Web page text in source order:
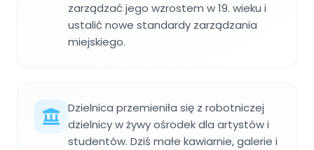
zarządzać jego wzrostem w 19. wieku i
ustalić nowe standardy zarządzania
miejskiego.
Dzielnica przemieniła się z robotniczej
dzielnicy w żywy ośrodek dla artystów i
studentów. Dziś małe kawiarnie, galerie i